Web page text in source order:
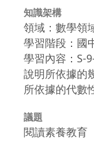
知識架構
領域：數學領
學習階段：國
學習內容：S-
說明所依據的
所依據的代數
議題
閱讀素養教育